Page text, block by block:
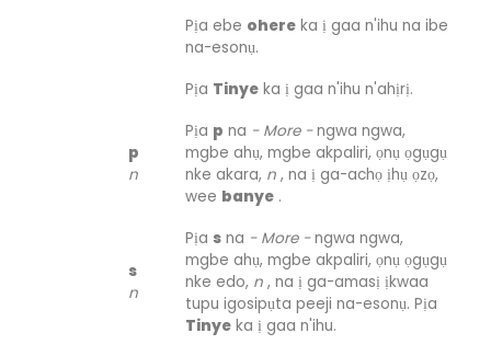
Pịa ebe ohere ka ị gaa n'ihu na ibe
na-esonụ.
Pịa Tinye ka ị gaa n'ihu n'ahịrị.
p
n
Pịa p na - More -ngwa ngwa,
mgbe ahụ, mgbe akpaliri, ọnụ ọgụgụ
nke akara, n , na ị ga-achọ ịhụ ọzọ,
wee banye .
s
n
Pịa s na - More -ngwa ngwa,
mgbe ahụ, mgbe akpaliri, ọnụ ọgụgụ
nke edo, n , na ị ga-amasị ịkwaa
tupu igosipụta peeji na-esonụ. Pịa
Tinye ka ị gaa n'ihu.